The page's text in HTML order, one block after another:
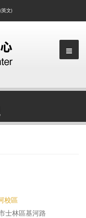
英文)
▼
校區
士林區基河路